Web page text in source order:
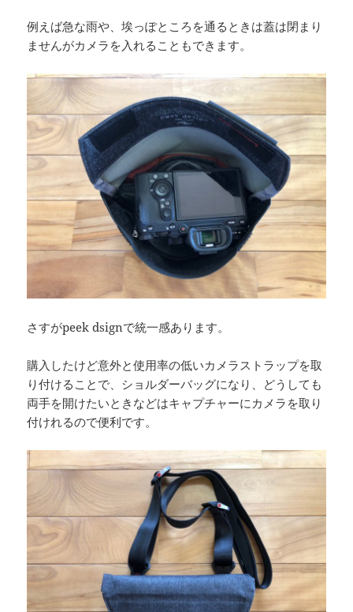
例えば急な雨や、埃っぽところを通るときは蓋は閉まり
ませんがカメラを入れることもできます。
さすがpeek dsignで統一感あります。
購入したけど意外と使用率の低いカメラストラップを取
り付けることで、ショルダーバッグになり、どうしても
両手を開けたいときなどはキャプチャーにカメラを取り
付けれるので便利です。